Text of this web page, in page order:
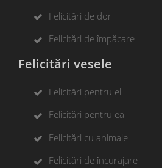
Felicitări de dor
Felicitări de împăcare
Felicitări vesele
Felicitări pentru el
Felicitări pentru ea
Felicitări cu animale
Felicitări de încurajare